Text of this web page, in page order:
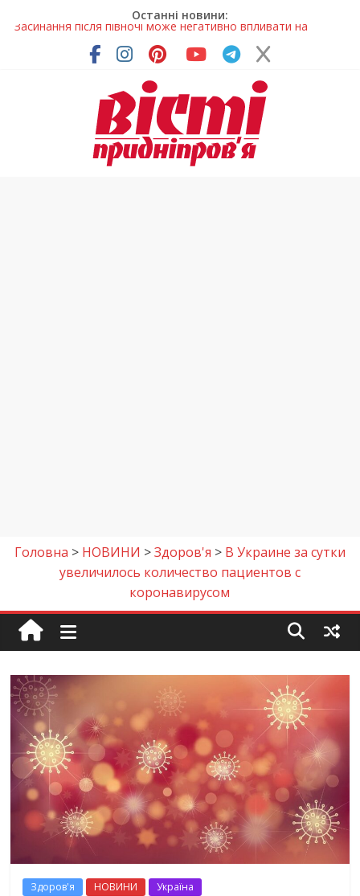
Останні новини:
У Тернівці працюють над посиленням водної безпеки
На Дніпропетровщині різко зросла кількість пожеж в
У Самарі провели незвичайний майстер-клас
Світлові рішення майстрів із Дніпра визнали найкращими в
Засинання після півночі може негативно впливати на
Головна > НОВИНИ >Здоров'я > В Украине за сутки
увеличилось количество пациентов с
коронавирусом
Здоров'я НОВИНИ Україна